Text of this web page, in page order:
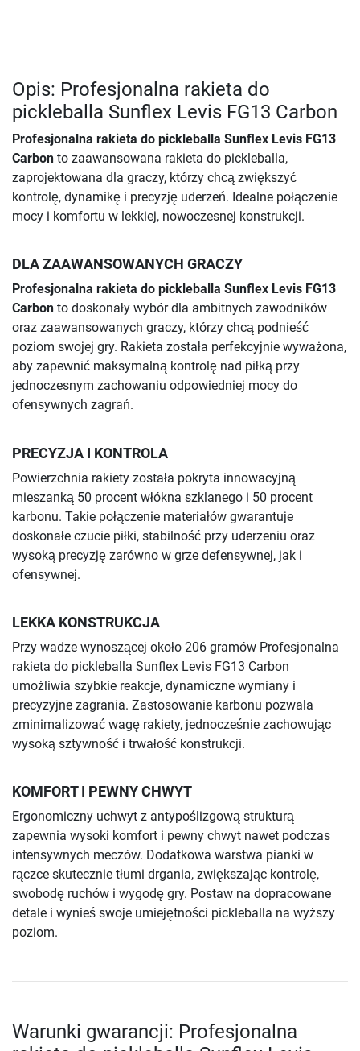
Opis: Profesjonalna rakieta do
pickleballa Sunflex Levis FG13 Carbon
Profesjonalna rakieta do pickleballa Sunflex Levis FG13
Carbon to zaawansowana rakieta do pickleballa,
zaprojektowana dla graczy, którzy chcą zwiększyć
kontrolę, dynamikę i precyzję uderzeń. Idealne połączenie
mocy i komfortu w lekkiej, nowoczesnej konstrukcji.
DLA ZAAWANSOWANYCH GRACZY
Profesjonalna rakieta do pickleballa Sunflex Levis FG13
Carbon to doskonały wybór dla ambitnych zawodników
oraz zaawansowanych graczy, którzy chcą podnieść
poziom swojej gry. Rakieta została perfekcyjnie wyważona,
aby zapewnić maksymalną kontrolę nad piłką przy
jednoczesnym zachowaniu odpowiedniej mocy do
ofensywnych zagrań.
PRECYZJA I KONTROLA
Powierzchnia rakiety została pokryta innowacyjną
mieszanką 50 procent włókna szklanego i 50 procent
karbonu. Takie połączenie materiałów gwarantuje
doskonałe czucie piłki, stabilność przy uderzeniu oraz
wysoką precyzję zarówno w grze defensywnej, jak i
ofensywnej.
LEKKA KONSTRUKCJA
Przy wadze wynoszącej około 206 gramów Profesjonalna
rakieta do pickleballa Sunflex Levis FG13 Carbon
umożliwia szybkie reakcje, dynamiczne wymiany i
precyzyjne zagrania. Zastosowanie karbonu pozwala
zminimalizować wagę rakiety, jednocześnie zachowując
wysoką sztywność i trwałość konstrukcji.
KOMFORT I PEWNY CHWYT
Ergonomiczny uchwyt z antypoślizgową strukturą
zapewnia wysoki komfort i pewny chwyt nawet podczas
intensywnych meczów. Dodatkowa warstwa pianki w
rączce skutecznie tłumi drgania, zwiększając kontrolę,
swobodę ruchów i wygodę gry. Postaw na dopracowane
detale i wynieś swoje umiejętności pickleballa na wyższy
poziom.
Warunki gwarancji: Profesjonalna